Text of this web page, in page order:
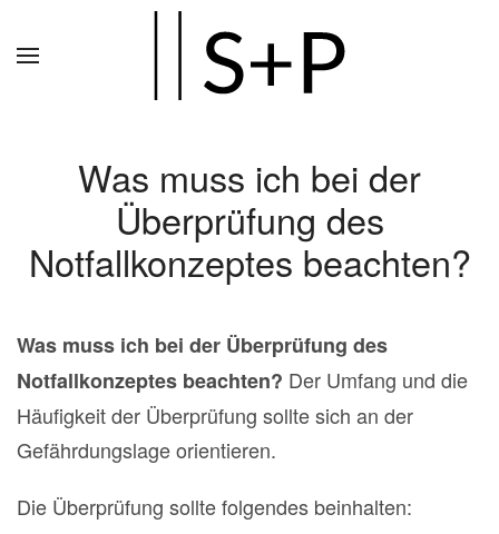
Was muss ich bei der
Überprüfung des
Notfallkonzeptes beachten?
Was muss ich bei der Überprüfung des
Notfallkonzeptes beachten? Der Umfang und die
Häufigkeit der Überprüfung sollte sich an der
Gefährdungslage orientieren.
Die Überprüfung sollte folgendes beinhalten: